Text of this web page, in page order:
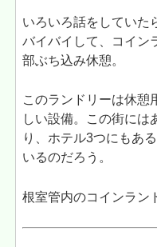
いろいろ話をしていた
バイバイして、コイン
部ぶち込み休憩。
このランドリーは休憩
しい設備。この街には
り、ホテル3つにもあ
いるのだろう。
根室管内のコインラン